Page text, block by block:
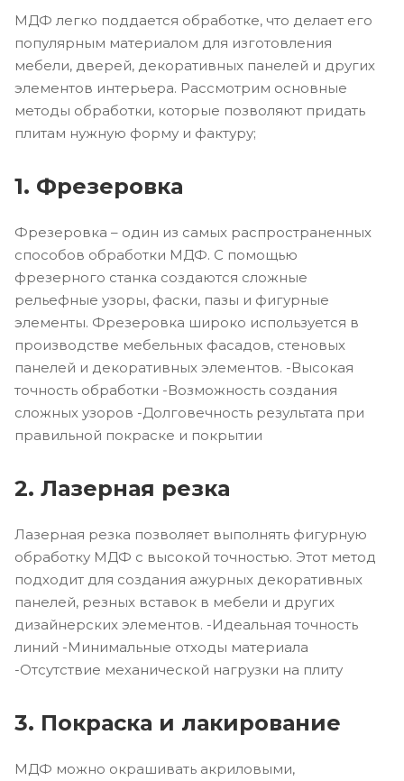
МДФ легко поддается обработке, что делает его
популярным материалом для изготовления
мебели, дверей, декоративных панелей и других
элементов интерьера. Рассмотрим основные
методы обработки, которые позволяют придать
плитам нужную форму и фактуру;
1. Фрезеровка
Фрезеровка – один из самых распространенных
способов обработки МДФ. С помощью
фрезерного станка создаются сложные
рельефные узоры, фаски, пазы и фигурные
элементы. Фрезеровка широко используется в
производстве мебельных фасадов, стеновых
панелей и декоративных элементов. -Высокая
точность обработки -Возможность создания
сложных узоров -Долговечность результата при
правильной покраске и покрытии
2. Лазерная резка
Лазерная резка позволяет выполнять фигурную
обработку МДФ с высокой точностью. Этот метод
подходит для создания ажурных декоративных
панелей, резных вставок в мебели и других
дизайнерских элементов. -Идеальная точность
линий -Минимальные отходы материала
-Отсутствие механической нагрузки на плиту
3. Покраска и лакирование
МДФ можно окрашивать акриловыми,